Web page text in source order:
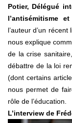
Potier, Délégué
l’antisémitisme
l’auteur d’un récent
nous explique
de la crise
débattre de la loi
(dont certains
nous permet de
rôle de l’éducation.
L’interview de